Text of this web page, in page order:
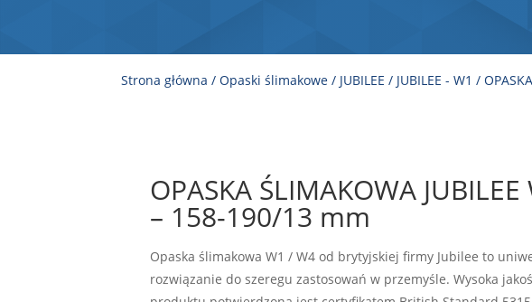
Strona główna /Opaski ślimakowe / JUBILEE / JUBILEE - W1 /
OPASKA ŚLIMAKOWA JUBILEE
– 158-190/13 mm
Opaska ślimakowa W1 / W4 od brytyjskiej firmy Jubilee to
rozwiązanie do szeregu zastosowań w przemyśle. Wysoka